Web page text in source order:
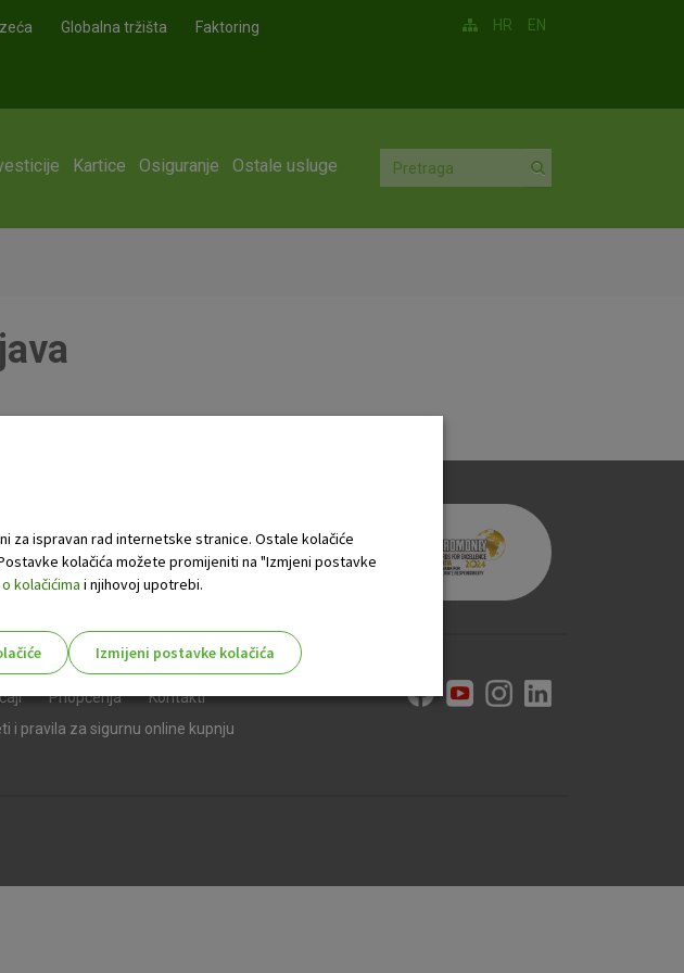
Globalna tržišta Faktoring HR EN
Kartice Osiguranje Ostale usluge
Priopćenja
Kontakti
i pravila za sigurnu online kupnju
za ispravan rad internetske stranice. Ostale kolačiće
kolačića možete promijeniti na "Izmjeni postavke
kolačićima i njihovoj upotrebi.
Izmijeni postavke kolačića